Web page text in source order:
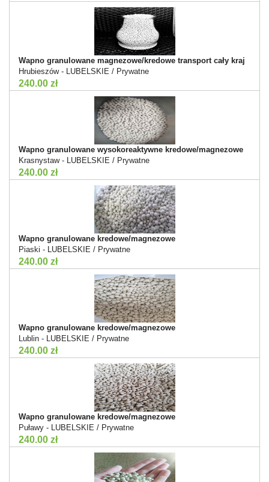
Wapno granulowane magnezowe/kredowe transport cały kraj
Hrubieszów - LUBELSKIE / Prywatne
240.00 zł
Wapno granulowane wysokoreaktywne kredowe/magnezowe
Krasnystaw - LUBELSKIE / Prywatne
240.00 zł
Wapno granulowane kredowe/magnezowe
Piaski - LUBELSKIE / Prywatne
240.00 zł
Wapno granulowane kredowe/magnezowe
Lublin - LUBELSKIE / Prywatne
240.00 zł
Wapno granulowane kredowe/magnezowe
Puławy - LUBELSKIE / Prywatne
240.00 zł